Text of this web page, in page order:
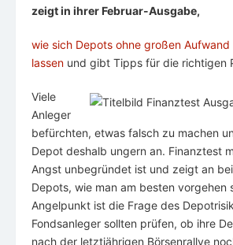
zeigt in ihrer Februar-Ausgabe,
wie sich Depots ohne großen
lassen und gibt Tipps für die richtigen
Viele
Anleger
befürchten, etwas falsch zu machen
Depot deshalb ungern an. Finanztest
Angst unbegründet ist und zeigt an
Depots, wie man am besten vorgehen
Angelpunkt ist die Frage des
Fondsanleger sollten prüfen, ob ihre
nach der letztjährigen Börsenrallye